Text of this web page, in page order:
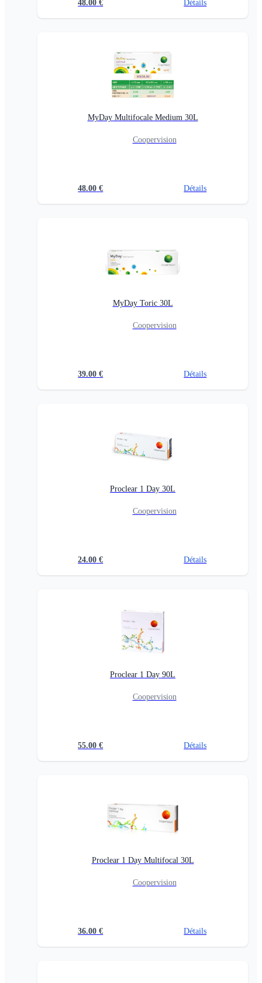
48.00 € Détails
MyDay Multifocale Medium 30L
Coopervision
48.00 € Détails
MyDay Toric 30L
Coopervision
39.00 € Détails
Proclear 1 Day 30L
Coopervision
24.00 € Détails
Proclear 1 Day 90L
Coopervision
55.00 € Détails
Proclear 1 Day Multifocal 30L
Coopervision
36.00 € Détails